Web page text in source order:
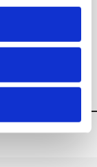
i ett visst ämne.
enligt
åt gången,
för
biblioteket för att